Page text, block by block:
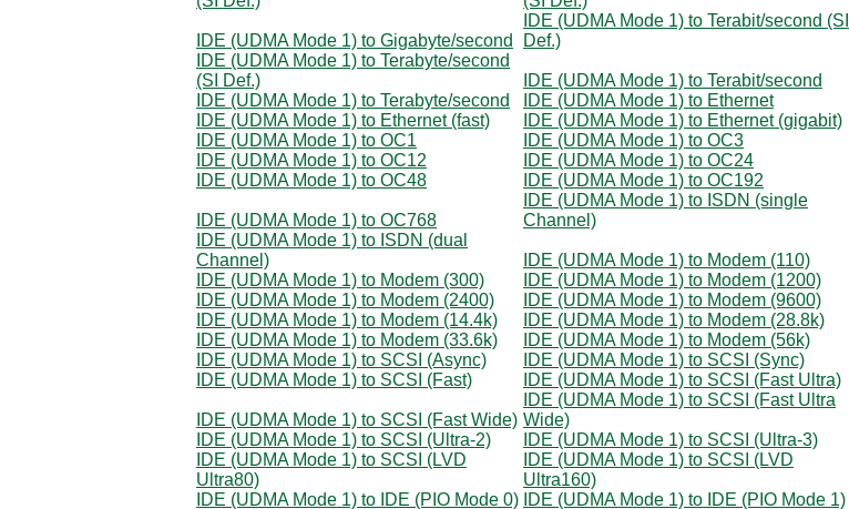
IDE (UDMA Mode 1) to Gigabyte/second
IDE (UDMA Mode 1) to Terabit/second (SI
Def.)
IDE (UDMA Mode 1) to Terabyte/second
(SI Def.)
IDE (UDMA Mode 1) to Terabit/second
IDE (UDMA Mode 1) to Terabyte/second
IDE (UDMA Mode 1) to Ethernet
IDE (UDMA Mode 1) to Ethernet (fast)
IDE (UDMA Mode 1) to Ethernet (gigabit)
IDE (UDMA Mode 1) to OC1
IDE (UDMA Mode 1) to OC3
IDE (UDMA Mode 1) to OC12
IDE (UDMA Mode 1) to OC24
IDE (UDMA Mode 1) to OC48
IDE (UDMA Mode 1) to OC192
IDE (UDMA Mode 1) to OC768
IDE (UDMA Mode 1) to ISDN (single
Channel)
IDE (UDMA Mode 1) to ISDN (dual
Channel)
IDE (UDMA Mode 1) to Modem (110)
IDE (UDMA Mode 1) to Modem (300)
IDE (UDMA Mode 1) to Modem (1200)
IDE (UDMA Mode 1) to Modem (2400)
IDE (UDMA Mode 1) to Modem (9600)
IDE (UDMA Mode 1) to Modem (14.4k)
IDE (UDMA Mode 1) to Modem (28.8k)
IDE (UDMA Mode 1) to Modem (33.6k)
IDE (UDMA Mode 1) to Modem (56k)
IDE (UDMA Mode 1) to SCSI (Async)
IDE (UDMA Mode 1) to SCSI (Sync)
IDE (UDMA Mode 1) to SCSI (Fast)
IDE (UDMA Mode 1) to SCSI (Fast Ultra)
IDE (UDMA Mode 1) to SCSI (Fast Wide)
IDE (UDMA Mode 1) to SCSI (Fast Ultra
Wide)
IDE (UDMA Mode 1) to SCSI (Ultra-2)
IDE (UDMA Mode 1) to SCSI (Ultra-3)
IDE (UDMA Mode 1) to SCSI (LVD
Ultra80)
IDE (UDMA Mode 1) to SCSI (LVD
Ultra160)
IDE (UDMA Mode 1) to IDE (PIO Mode 0) IDE (UDMA Mode 1) to IDE (PIO Mode 1)